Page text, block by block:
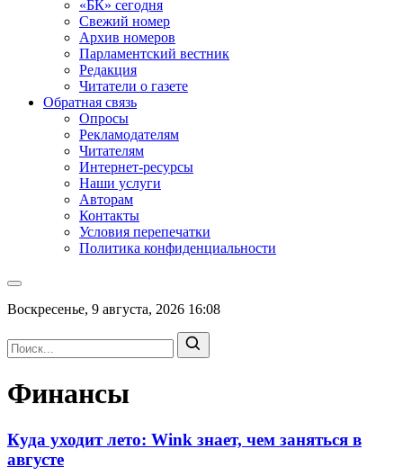
«БК» сегодня
Свежий номер
Архив номеров
Парламентский вестник
Редакция
Читатели о газете
Обратная связь
Опросы
Рекламодателям
Читателям
Интернет-ресурсы
Наши услуги
Авторам
Контакты
Условия перепечатки
Политика конфиденциальности
Воскресенье, 9 августа, 2026 16:08
Финансы
Куда уходит лето: Wink знает, чем заняться в
августе